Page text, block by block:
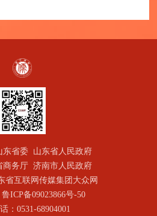
东省委 山东省人民政府
商务厅 济南市人民政府
省互联网传媒集团大众网
ICP备09023866号-50
：0531-68904001